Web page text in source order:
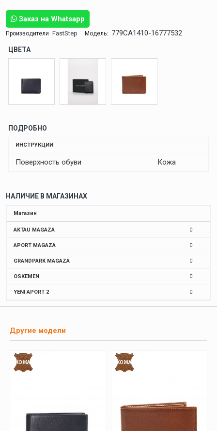
Заказ на Whatsapp
Производители FastStep Модель: 779CA1410-16777532
ЦВЕТА
ПОДРОБНО
ИНСТРУКЦИИ
Поверхность обуви Кожа
НАЛИЧИЕ В МАГАЗИНАХ
Магазин
AKTAU MAGAZA 0
APORT MAGAZA 0
GRANDPARK MAGAZA 0
OSKEMEN 0
YENI APORT 2 0
Другие модели
КОЖА КОЖА